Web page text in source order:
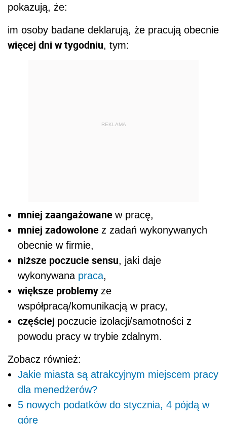
pokazują, że:
im osoby badane deklarują, że pracują obecnie
więcej dni w tygodniu, tym:
REKLAMA
mniej zaangażowane w pracę,
mniej zadowolone z zadań wykonywanych
obecnie w firmie,
niższe poczucie sensu, jaki daje
wykonywana praca,
większe problemy ze
współpracą/komunikacją w pracy,
częściej poczucie izolacji/samotności z
powodu pracy w trybie zdalnym.
Zobacz również:
Jakie miasta są atrakcyjnym miejscem pracy
dla menedżerów?
5 nowych podatków do stycznia, 4 pójdą w
górę